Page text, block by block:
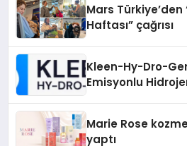
Mars
Haftası” çağrısı
Kleen-Hy-Dro-
Emisyonlu
Marie Rose
yaptı